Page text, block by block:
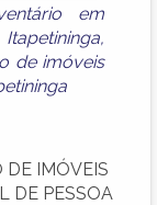
em
,
de imóveis
IMÓVEIS
DE PESSOA